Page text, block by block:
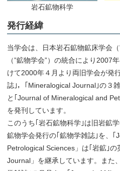
岩石鉱物科学
発行経緯
当学会は、日本岩石鉱物鉱床学会
（”鉱物学会”）の統合により2007
けて2000年４月より両旧学会が発
誌｣，｢Mineralogical Journal｣の３
と｢Journal of Mineralogical and
を発刊しています。
このうち｢岩石鉱物科学｣は旧岩鉱
鉱物学会発行の｢鉱物学雑誌｣を、
Petrological Sciences」は｢岩鉱｣
Journal」を継承しています。また